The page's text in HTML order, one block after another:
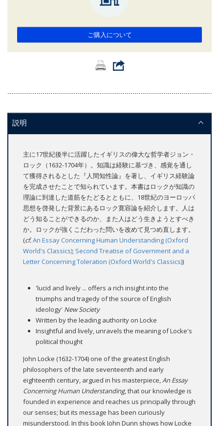
ご購入について
説明
主に17世紀後半に活躍したイギリスの偉大な哲学者ジョン・
ロック（1632-1704年）。知識は経験に基づき、感覚を通し
て獲得されるとした『人間知性論』を著し、イギリス経験論
を完成させたことで知られています。本書はロックが知識の
理論に到達した道筋をたどるとともに、18世紀のヨーロッパ
思想を啓発した背景にあるロック寛容論を紹介します。人は
どう知ることができるのか、また人はどう生きようとすべき
か。ロックが強くこだわった問いを改めて見つめ直します。
(cf.An Essay Concerning Human Understanding (Oxford
World's Classics); Second Treatise of Government and a
Letter Concerning Toleration (Oxford World's Classics))
'lucid and lively ... offers a rich insight into the
triumphs and tragedy of the source of English
ideology' New Society
Written by the leading authority on Locke
Insightful and lively, unravels the meaning of Locke's
political thought
John Locke (1632-1704) one of the greatest English
philosophers of the late seventeenth and early
eighteenth century, argued in his masterpiece,An Essay
Concerning Human Understanding, that our knowledge is
founded in experience and reaches us principally through
our senses; but its message has been curiously
misunderstood. In this book John Dunn shows how Locke